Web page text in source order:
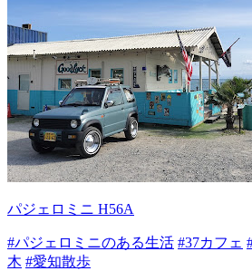
パジェロミニ H56A
#パジェロミニのある生活 #37カフェ
木 #愛知散歩